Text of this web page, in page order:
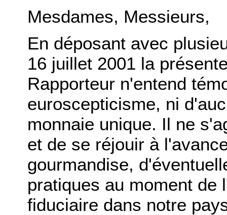
Mesdames, Messieurs,
En déposant avec
16 juillet 2001 la
Rapporteur n'entend
euroscepticisme, ni
monnaie unique. Il ne
et de se réjouir à
gourmandise,
pratiques au moment de
fiduciaire dans notre